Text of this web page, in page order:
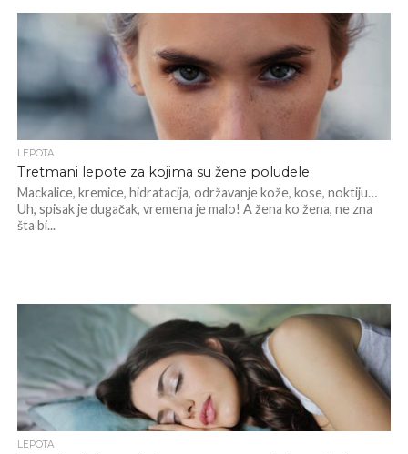
LEPOTA
Tretmani lepote za kojima su žene poludele
Mackalice, kremice, hidratacija, održavanje kože, kose, noktiju…
Uh, spisak je dugačak, vremena je malo! A žena ko žena, ne zna
šta bi...
LEPOTA